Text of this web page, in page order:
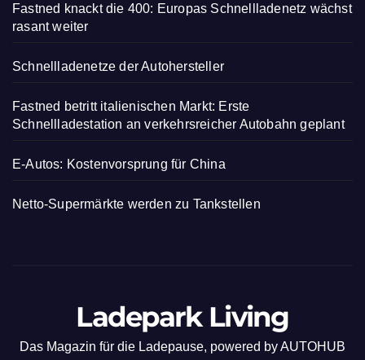
Fastned knackt die 400: Europas Schnellladenetz wächst
rasant weiter
Schnellladenetze der Autohersteller
Fastned betritt italienischen Markt: Erste
Schnellladestation an verkehrsreicher Autobahn geplant
E-Autos: Kostenvorsprung für China
Netto-Supermärkte werden zu Tankstellen
Ladepark Living
Das Magazin für die Ladepause, powered by AUTOHUB